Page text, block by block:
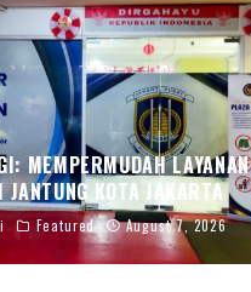
MEMPERMUDAH LAYANAN
JANTUNG KOTA JAKARTA
Featured August 7, 2026